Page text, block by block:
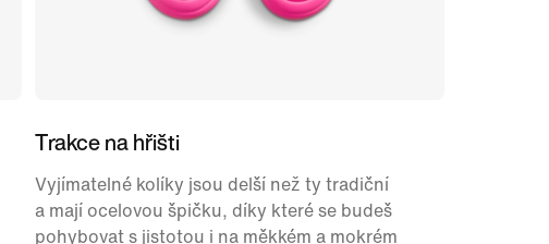
Trakce na hřišti
Vyjímatelné kolíky jsou delší než ty tradiční
a mají ocelovou špičku, díky které se budeš
pohybovat s jistotou i na měkkém a mokrém